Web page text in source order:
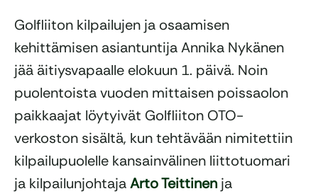
Golfliiton kilpailujen ja osaamisen
kehittämisen asiantuntija Annika Nykänen
jää äitiysvapaalle elokuun 1. päivä. Noin
puolentoista vuoden mittaisen poissaolon
paikkaajat löytyivät Golfliiton OTO-
verkoston sisältä, kun tehtävään nimitettiin
kilpailupuolelle kansainvälinen liittotuomari
ja kilpailunjohtajaArto Teittinenja